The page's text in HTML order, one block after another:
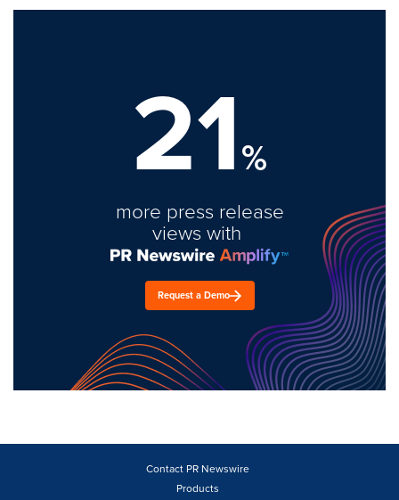
21%
more press release
views with
Request a Demo
Contact PR Newswire
Products